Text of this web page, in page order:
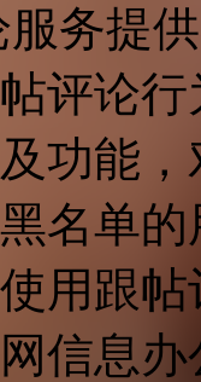
务提
评论
功能
名单
用跟
信息